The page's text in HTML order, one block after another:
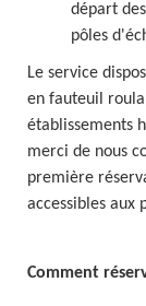
départ
pôles
Le service
en fauteuil
établissements
merci de nous
première
accessibles aux
Comment